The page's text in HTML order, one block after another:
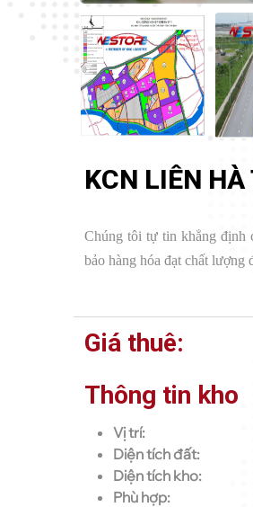
KCN LIÊN
Chúng tôi tự tin khẳng định
bảo hàng hóa đạt chất lượng
Giá thuê:
Thông tin kho
Vị trí:
Diện tích đất:
Diện tích kho:
Phù hợp: